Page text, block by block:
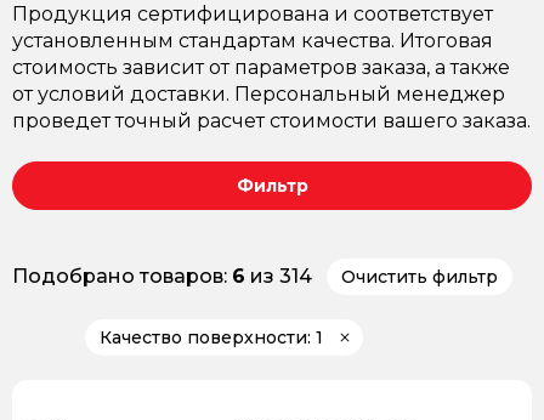
Продукция сертифицирована и соответствует
установленным стандартам качества. Итоговая
стоимость зависит от параметров заказа, а также
от условий доставки. Персональный менеджер
проведет точный расчет стоимости вашего заказа.
Фильтр
Подобрано товаров: 6 из 314 Очистить фильтр
Качество поверхности: 1